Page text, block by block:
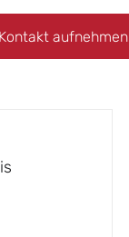
Kontakt aufnehmen